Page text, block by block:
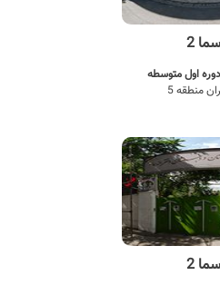
سما 2
اول متوسطه
منطقه 5
سما 2